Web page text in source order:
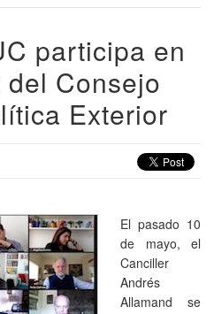
participa en
Consejo
Exterior
El pasado 10
de mayo, el
Canciller
Andrés
Allamand se